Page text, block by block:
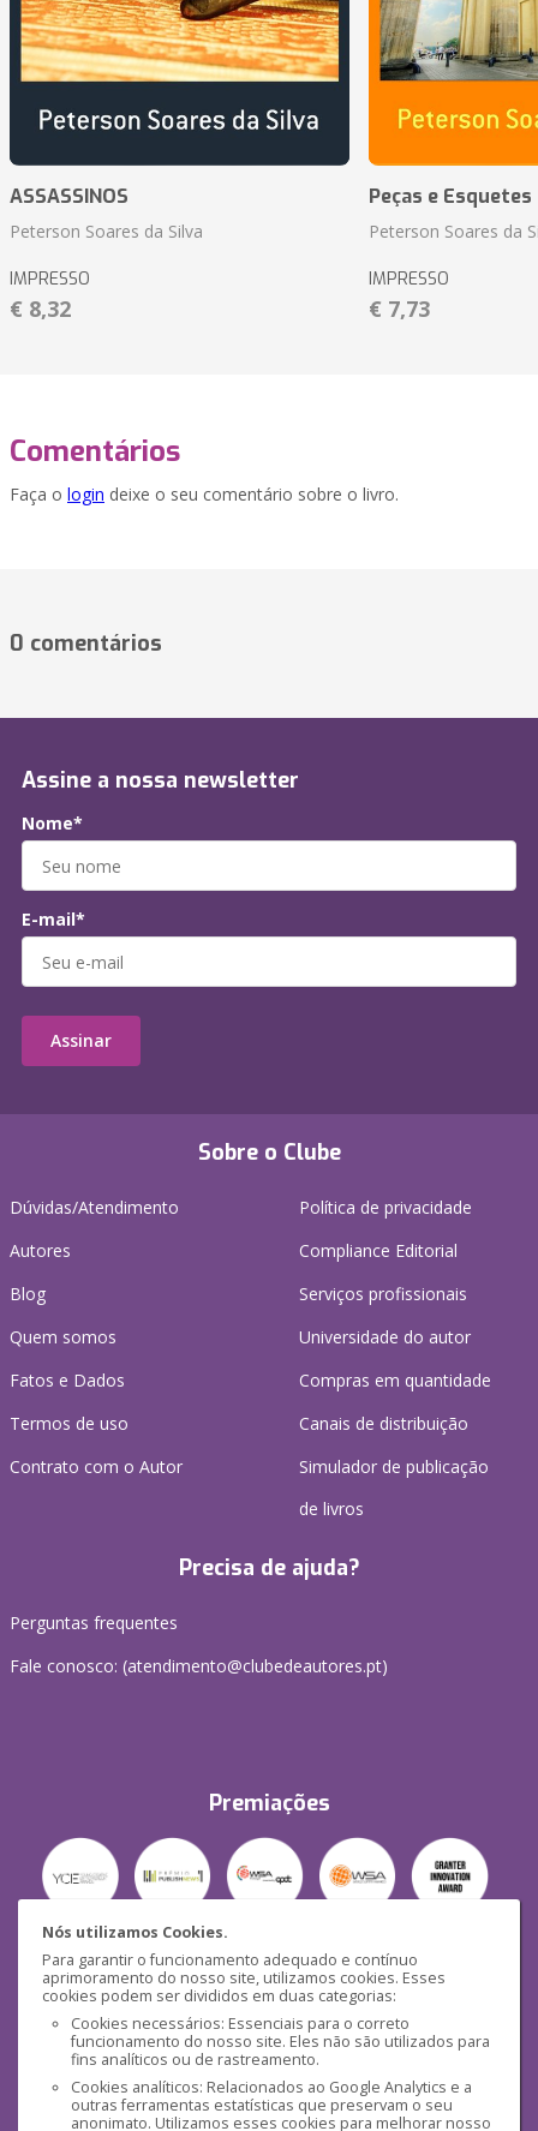
Nós utilizamos Cookies.
Para garantir o funcionamento adequado e contínuo
aprimoramento do nosso site, utilizamos cookies. Esses
cookies podem ser divididos em duas categorias:
Cookies necessários: Essenciais para o correto
funcionamento do nosso site. Eles não são utilizados para
fins analíticos ou de rastreamento.
Cookies analíticos: Relacionados ao Google Analytics e a
outras ferramentas estatísticas que preservam o seu
anonimato. Utilizamos esses cookies para melhorar nosso
ASSASSINOS
Peterson Soares da Silva
IMPRESSO
€ 8,32
Peças e
Peterson Soares da
IMPRESSO
€ 7,73
Comentários
Faça o login deixe o seu comentário sobre o livro.
0 comentários
Sobre o Clube
Dúvidas/Atendimento
Autores
Blog
Quem somos
Fatos e Dados
Termos de uso
Contrato com o Autor
Política de privacidade
Compliance Editorial
Serviços profissionais
Universidade do autor
Compras em quantidade
Canais de distribuição
Simulador de publicação
de livros
Precisa de ajuda?
Perguntas frequentes
Fale conosco: (atendimento@clubedeautores.pt)
Premiações
Segurança
Assine a nossa newsletter
Nome*
E-mail*
Assinar